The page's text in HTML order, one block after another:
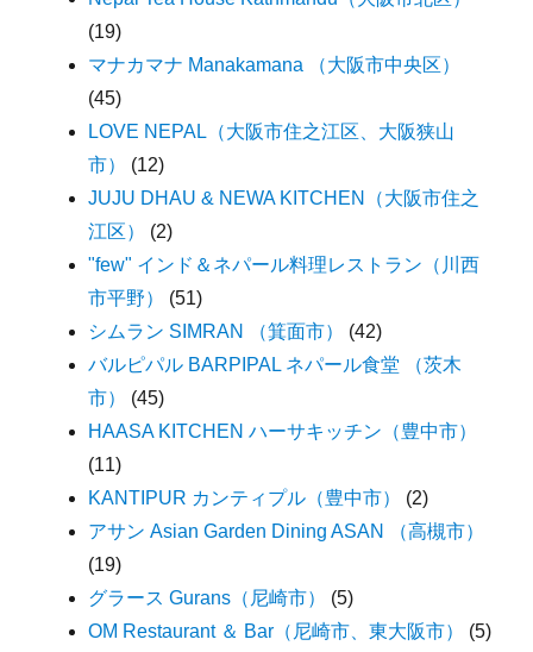
(19)
マナカマナ Manakamana （大阪市中央区）
(45)
LOVE NEPAL（大阪市住之江区、大阪狭山
市）
(12)
JUJU DHAU & NEWA KITCHEN（大阪市住之
江区）
(2)
"few" インド＆ネパール料理レストラン（川西
市平野）
(51)
シムラン SIMRAN （箕面市）
(42)
バルピパル BARPIPAL ネパール食堂 （茨木
市）
(45)
HAASA KITCHEN ハーサキッチン（豊中市）
(11)
KANTIPUR カンティプル（豊中市）
(2)
アサン Asian Garden Dining ASAN （高槻市）
(19)
グラース Gurans（尼崎市）
(5)
OM Restaurant ＆ Bar（尼崎市、東大阪市）
(5)